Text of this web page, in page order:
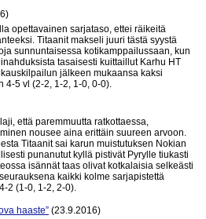
opettavainen sarjataso, ettei räikeitä
Titaanit makseli juuri tästä syystä
sunnuntaisessa kotikamppailussaan, kun
tasaisesti kuittaillut Karhu HT
jälkeen mukaansa kaksi
4-5 vl (2-2, 1-2, 1-0, 0-0).
että paremmuutta ratkottaessa,
nousee aina erittäin suureen arvoon.
Titaanit sai karun muistutuksen Nokian
punanutut kyllä pistivät Pyrylle tiukasti
isännät taas olivat kotkalaisia selkeästi
kaikki kolme sarjapistettä
2 (1-0, 1-2, 2-0).
haaste” (23.9.2016)